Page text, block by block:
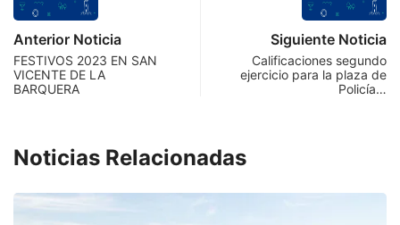
Anterior Noticia
FESTIVOS 2023 EN SAN
VICENTE DE LA
BARQUERA
Siguiente Noticia
Calificaciones segundo
ejercicio para la plaza de
Policía…
Noticias Relacionadas